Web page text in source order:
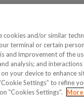
©
and/or similar
terminal or certain
and improvement of the
analysis; and
your device to enhance
Settings” to refine
"Cookies Settings".